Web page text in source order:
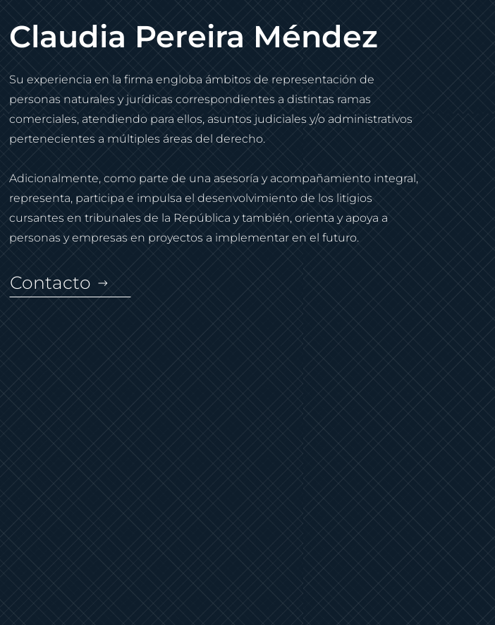
Claudia Pereira Méndez
Su experiencia en la firma engloba ámbitos de representación de
personas naturales y jurídicas correspondientes a distintas ramas
comerciales, atendiendo para ellos, asuntos judiciales y/o administrativos
pertenecientes a múltiples áreas del derecho.
Adicionalmente, como parte de una asesoría y acompañamiento integral,
representa, participa e impulsa el desenvolvimiento de los litigios
cursantes en tribunales de la República y también, orienta y apoya a
personas y empresas en proyectos a implementar en el futuro.
Contacto